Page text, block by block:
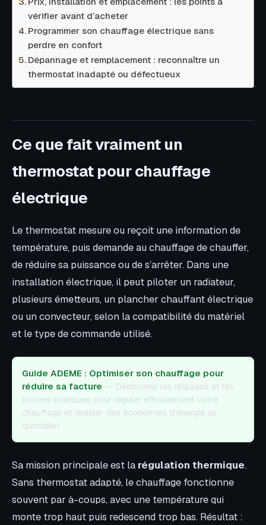
vérifier avant d’acheter
Programmer son chauffage électrique sans
perdre en confort
Dépannage et remplacement : reconnaître un
thermostat inadapté ou défectueux
Ce que fait vraiment un
thermostat pour chauffage
électrique
Le thermostat mesure ou reçoit une information de
température, puis demande au chauffage de chauffer,
de réduire sa puissance ou de s’arrêter. Dans une
installation électrique, il peut piloter un radiateur,
plusieurs émetteurs, un plancher chauffant électrique
ou un convecteur, selon la compatibilité du matériel
et le type de commande utilisé.
Guide ADEME : Optimiser son chauffage pour
réduire sa facture — Découvrez les réglages et les
bonnes pratiques pour réguler efficacement votre
chauffage et réaliser des économies d’énergie au
quotidien.
Sa mission principale est la régulation thermique.
Sans thermostat adapté, le chauffage fonctionne
souvent par à-coups, avec une température qui
monte trop haut puis redescend trop bas. Résultat :